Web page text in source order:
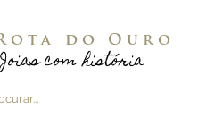
Joias com história
do Ouro